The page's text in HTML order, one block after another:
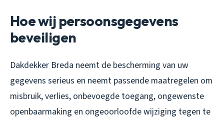
Hoe wij persoonsgegevens
beveiligen
Dakdekker Breda neemt de bescherming van uw
gegevens serieus en neemt passende maatregelen om
misbruik, verlies, onbevoegde toegang, ongewenste
openbaarmaking en ongeoorloofde wijziging tegen te